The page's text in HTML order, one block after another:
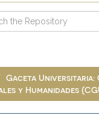
Gaceta Universitaria:
y Humanidades